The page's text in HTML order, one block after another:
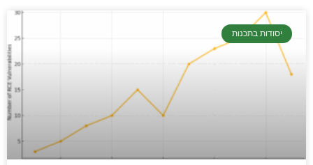
יסודות בתכנות
יסודי וחשוב שגם מתכנתים מנוסים לא תמיד
יסודות בתכנות